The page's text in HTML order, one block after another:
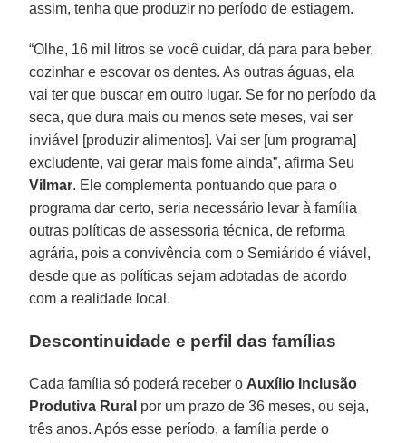
assim, tenha que produzir no período de estiagem.
“Olhe, 16 mil litros se você cuidar, dá para para beber,
cozinhar e escovar os dentes. As outras águas, ela
vai ter que buscar em outro lugar. Se for no período da
seca, que dura mais ou menos sete meses, vai ser
inviável [produzir alimentos]. Vai ser [um programa]
excludente, vai gerar mais fome ainda”, afirma Seu
Vilmar. Ele complementa pontuando que para o
programa dar certo, seria necessário levar à família
outras políticas de assessoria técnica, de reforma
agrária, pois a convivência com o Semiárido é viável,
desde que as políticas sejam adotadas de acordo
com a realidade local.
Descontinuidade e perfil das famílias
Cada família só poderá receber o Auxílio Inclusão
Produtiva Rural por um prazo de 36 meses, ou seja,
três anos. Após esse período, a família perde o